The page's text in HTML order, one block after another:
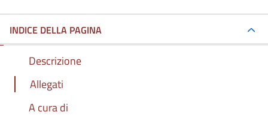
INDICE DELLA PAGINA
Descrizione
Allegati
A cura di